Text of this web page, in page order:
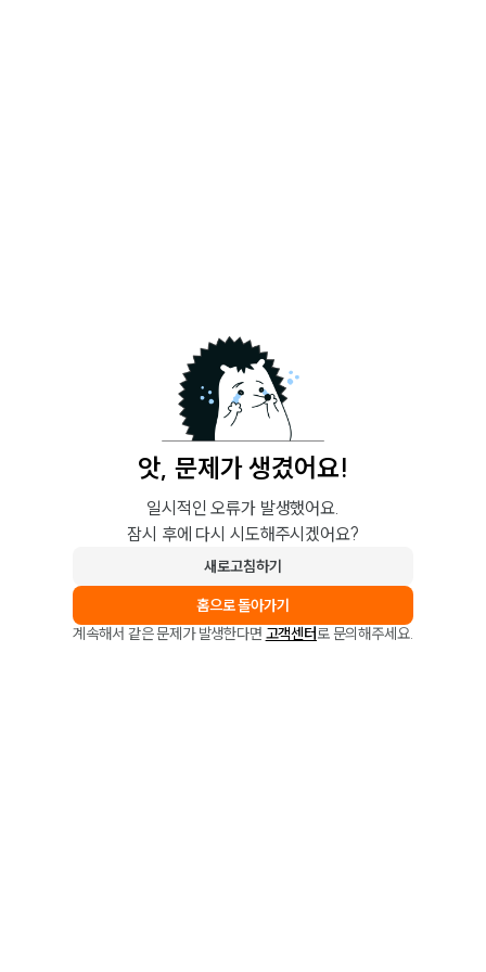
앗, 문제가 생겼어요!
일시적인 오류가 발생했어요.
잠시 후에 다시 시도해주시겠어요?
새로고침하기
홈으로 돌아가기
계속해서 같은 문제가 발생한다면 고객센터로 문의해주세요.